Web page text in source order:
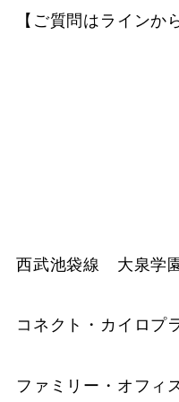
【ご質問はラインか
西武池袋線 大泉学
コネクト・カイロプ
ファミリー・オフィ